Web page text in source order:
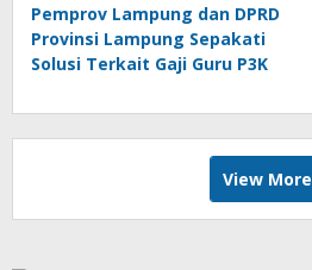
Pemprov Lampung dan DPRD
Provinsi Lampung Sepakati
Solusi Terkait Gaji Guru P3K
View More